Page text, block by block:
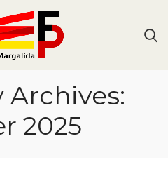
2025